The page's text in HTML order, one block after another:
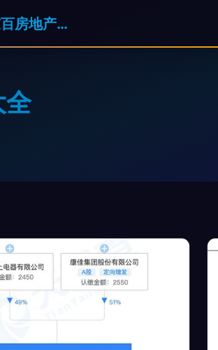
北京道思东百房地产经纪有限公司
全